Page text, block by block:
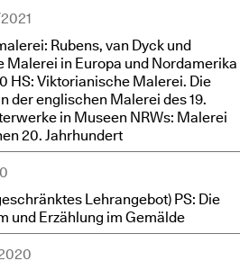
Rubens, van Dyck und
Malerei in Europa und Nordamerika
HS: Viktorianische Malerei. Die
der englischen Malerei des 19.
in Museen NRWs: Malerei
20. Jahrhundert
Lehrangebot) PS: Die
und Erzählung im Gemälde